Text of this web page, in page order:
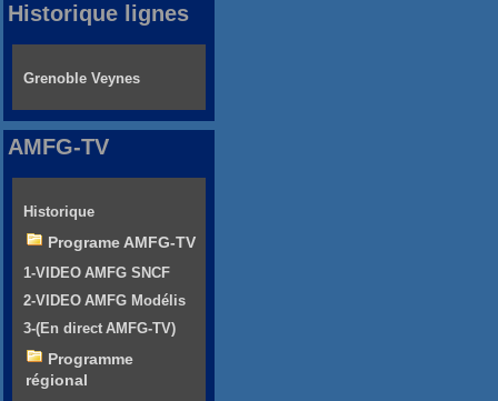
Historique lignes
Grenoble Veynes
AMFG-TV
Historique
Programe AMFG-TV
1-VIDEO AMFG SNCF
2-VIDEO AMFG Modélis
3-(En direct AMFG-TV)
Programme
régional